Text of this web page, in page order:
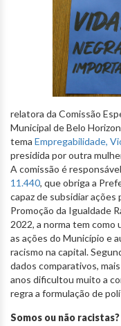
relatora da Comissão
Municipal de Belo
tema Empregabilidade,
presidida por outra
A comissão é
11.440, que obriga a
capaz de subsidiar
Promoção da Igualdade
2022, a norma tem
as ações do Município e
racismo na capital.
dados comparativos,
anos dificultou muito a
regra a formulação de
Somos ou não racistas?